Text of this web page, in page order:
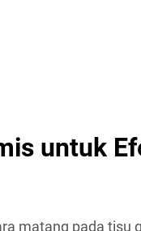
untuk
matang pada tisu